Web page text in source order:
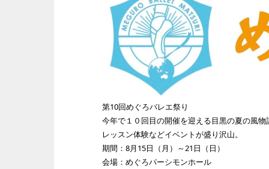
第10回めぐろバレエ祭り
今年で１０回目の開催を迎える目黒の夏の風
レッスン体験などイベントが盛り沢山。
期間：8月15日（月）～21日（日）
会場：めぐろパーシモンホール